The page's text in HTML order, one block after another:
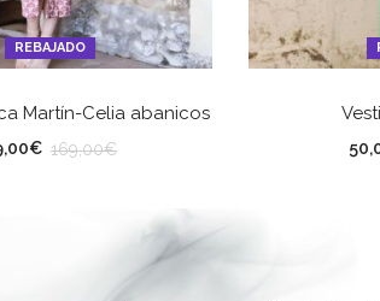
REBAJADO
Martín-Celia abanicos
€ 169,00€